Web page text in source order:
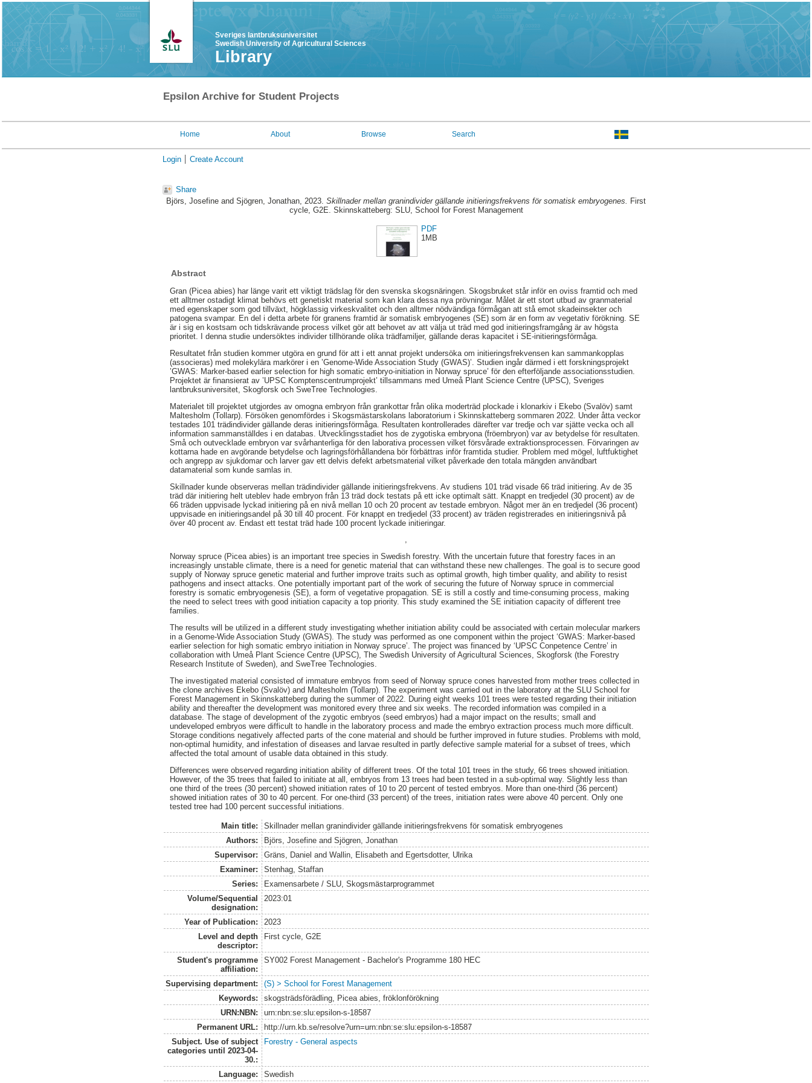
Sveriges lantbruksuniversitet
Swedish University of Agricultural Sciences
Library
Epsilon Archive for Student Projects
Home About Browse Search
Login Create Account
Share
Björs, Josefine and Sjögren, Jonathan, 2023. Skillnader mellan granindivider gällande initieringsfrekvens för somatisk embryogenes. First
cycle, G2E. Skinnskatteberg: SLU, School for Forest Management
PDF
1MB
Abstract
Gran (Picea abies) har länge varit ett viktigt trädslag för den svenska skogsnäringen. Skogsbruket står inför en oviss framtid och med
ett alltmer ostadigt klimat behövs ett genetiskt material som kan klara dessa nya prövningar. Målet är ett stort utbud av granmaterial
med egenskaper som god tillväxt, högklassig virkeskvalitet och den alltmer nödvändiga förmågan att stå emot skadeinsekter och
patogena svampar. En del i detta arbete för granens framtid är somatisk embryogenes (SE) som är en form av vegetativ förökning. SE
är i sig en kostsam och tidskrävande process vilket gör att behovet av att välja ut träd med god initieringsframgång är av högsta
prioritet. I denna studie undersöktes individer tillhörande olika trädfamiljer, gällande deras kapacitet i SE-initieringsförmåga.
Resultatet från studien kommer utgöra en grund för att i ett annat projekt undersöka om initieringsfrekvensen kan sammankopplas
(associeras) med molekylära markörer i en ’Genome-Wide Association Study (GWAS)’. Studien ingår därmed i ett forskningsprojekt
’GWAS: Marker-based earlier selection for high somatic embryo-initiation in Norway spruce’ för den efterföljande associationsstudien.
Projektet är finansierat av ’UPSC Komptenscentrumprojekt’ tillsammans med Umeå Plant Science Centre (UPSC), Sveriges
lantbruksuniversitet, Skogforsk och SweTree Technologies.
Materialet till projektet utgjordes av omogna embryon från grankottar från olika moderträd plockade i klonarkiv i Ekebo (Svalöv) samt
Maltesholm (Tollarp). Försöken genomfördes i Skogsmästarskolans laboratorium i Skinnskatteberg sommaren 2022. Under åtta veckor
testades 101 trädindivider gällande deras initieringsförmåga. Resultaten kontrollerades därefter var tredje och var sjätte vecka och all
information sammanställdes i en databas. Utvecklingsstadiet hos de zygotiska embryona (fröembryon) var av betydelse för resultaten.
Små och outvecklade embryon var svårhanterliga för den laborativa processen vilket försvårade extraktionsprocessen. Förvaringen av
kottarna hade en avgörande betydelse och lagringsförhållandena bör förbättras inför framtida studier. Problem med mögel, luftfuktighet
och angrepp av sjukdomar och larver gav ett delvis defekt arbetsmaterial vilket påverkade den totala mängden användbart
datamaterial som kunde samlas in.
Skillnader kunde observeras mellan trädindivider gällande initieringsfrekvens. Av studiens 101 träd visade 66 träd initiering. Av de 35
träd där initiering helt uteblev hade embryon från 13 träd dock testats på ett icke optimalt sätt. Knappt en tredjedel (30 procent) av de
66 träden uppvisade lyckad initiering på en nivå mellan 10 och 20 procent av testade embryon. Något mer än en tredjedel (36 procent)
uppvisade en initieringsandel på 30 till 40 procent. För knappt en tredjedel (33 procent) av träden registrerades en initieringsnivå på
över 40 procent av. Endast ett testat träd hade 100 procent lyckade initieringar.
,
Norway spruce (Picea abies) is an important tree species in Swedish forestry. With the uncertain future that forestry faces in an
increasingly unstable climate, there is a need for genetic material that can withstand these new challenges. The goal is to secure good
supply of Norway spruce genetic material and further improve traits such as optimal growth, high timber quality, and ability to resist
pathogens and insect attacks. One potentially important part of the work of securing the future of Norway spruce in commercial
forestry is somatic embryogenesis (SE), a form of vegetative propagation. SE is still a costly and time-consuming process, making
the need to select trees with good initiation capacity a top priority. This study examined the SE initiation capacity of different tree
families.
The results will be utilized in a different study investigating whether initiation ability could be associated with certain molecular markers
in a Genome-Wide Association Study (GWAS). The study was performed as one component within the project ‘GWAS: Marker-based
earlier selection for high somatic embryo initiation in Norway spruce’. The project was financed by ‘UPSC Conpetence Centre’ in
collaboration with Umeå Plant Science Centre (UPSC), The Swedish University of Agricultural Sciences, Skogforsk (the Forestry
Research Institute of Sweden), and SweTree Technologies.
The investigated material consisted of immature embryos from seed of Norway spruce cones harvested from mother trees collected in
the clone archives Ekebo (Svalöv) and Maltesholm (Tollarp). The experiment was carried out in the laboratory at the SLU School for
Forest Management in Skinnskatteberg during the summer of 2022. During eight weeks 101 trees were tested regarding their initiation
ability and thereafter the development was monitored every three and six weeks. The recorded information was compiled in a
database. The stage of development of the zygotic embryos (seed embryos) had a major impact on the results; small and
undeveloped embryos were difficult to handle in the laboratory process and made the embryo extraction process much more difficult.
Storage conditions negatively affected parts of the cone material and should be further improved in future studies. Problems with mold,
non-optimal humidity, and infestation of diseases and larvae resulted in partly defective sample material for a subset of trees, which
affected the total amount of usable data obtained in this study.
Differences were observed regarding initiation ability of different trees. Of the total 101 trees in the study, 66 trees showed initiation.
However, of the 35 trees that failed to initiate at all, embryos from 13 trees had been tested in a sub-optimal way. Slightly less than
one third of the trees (30 percent) showed initiation rates of 10 to 20 percent of tested embryos. More than one-third (36 percent)
showed initiation rates of 30 to 40 percent. For one-third (33 percent) of the trees, initiation rates were above 40 percent. Only one
tested tree had 100 percent successful initiations.
Main title:
Skillnader mellan granindivider gällande initieringsfrekvens för somatisk embryogenes
Authors:
Björs, Josefineand Sjögren, Jonathan
Supervisor:
Gräns, Daniel and Wallin, Elisabethand Egertsdotter, Ulrika
Examiner:
Stenhag, Staffan
Series:
Examensarbete / SLU, Skogsmästarprogrammet
Volume/Sequential
designation:
2023:01
Year of Publication:
2023
Level and depth
descriptor:
First cycle, G2E
Student's programme
affiliation:
SY002 Forest Management - Bachelor's Programme 180 HEC
Supervising department:
(S) > School for Forest Management
Keywords:
skogsträdsförädling, Picea abies, fröklonförökning
URN:NBN:
urn:nbn:se:slu:epsilon-s-18587
Permanent URL:
http://urn.kb.se/resolve?urn=urn:nbn:se:slu:epsilon-s-18587
Subject. Use of subject
categories until 2023-04-
30.:
Forestry - General aspects
Language: Swedish